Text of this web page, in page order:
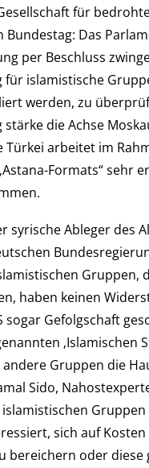
für
Bundestag: Das
per Beschluss
islamistische
werden, zu
die Achse
Türkei arbeitet im
Formats“ sehr
syrische Ableger des
Gruppen,
haben keinen
sogar Gefolgschaft
‚Islamischen
Gruppen die
Sido,
sich auf
bereichern oder diese